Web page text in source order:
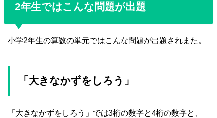
2年生ではこんな問題が出題
小学2年生の算数の単元ではこんな問題が出題されまた。
「大きなかずをしろう」
「大きなかずをしろう」では3桁の数字と4桁の数字と、